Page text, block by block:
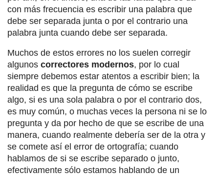
con más frecuencia es escribir una palabra que
debe ser separada junta o por el contrario una
palabra junta cuando debe ser separada.
Muchos de estos errores no los suelen corregir
algunos correctores modernos, por lo cual
siempre debemos estar atentos a escribir bien; la
realidad es que la pregunta de cómo se escribe
algo, si es una sola palabra o por el contrario dos,
es muy común, o muchas veces la persona ni se lo
pregunta y da por hecho de que se escribe de una
manera, cuando realmente debería ser de la otra y
se comete así el error de ortografía; cuando
hablamos de si se escribe separado o junto,
efectivamente sólo estamos hablando de un